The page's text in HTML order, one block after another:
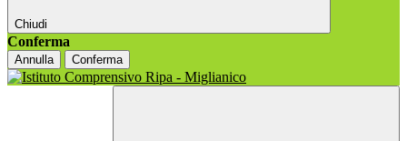
Chiudi
Conferma
Annulla Conferma